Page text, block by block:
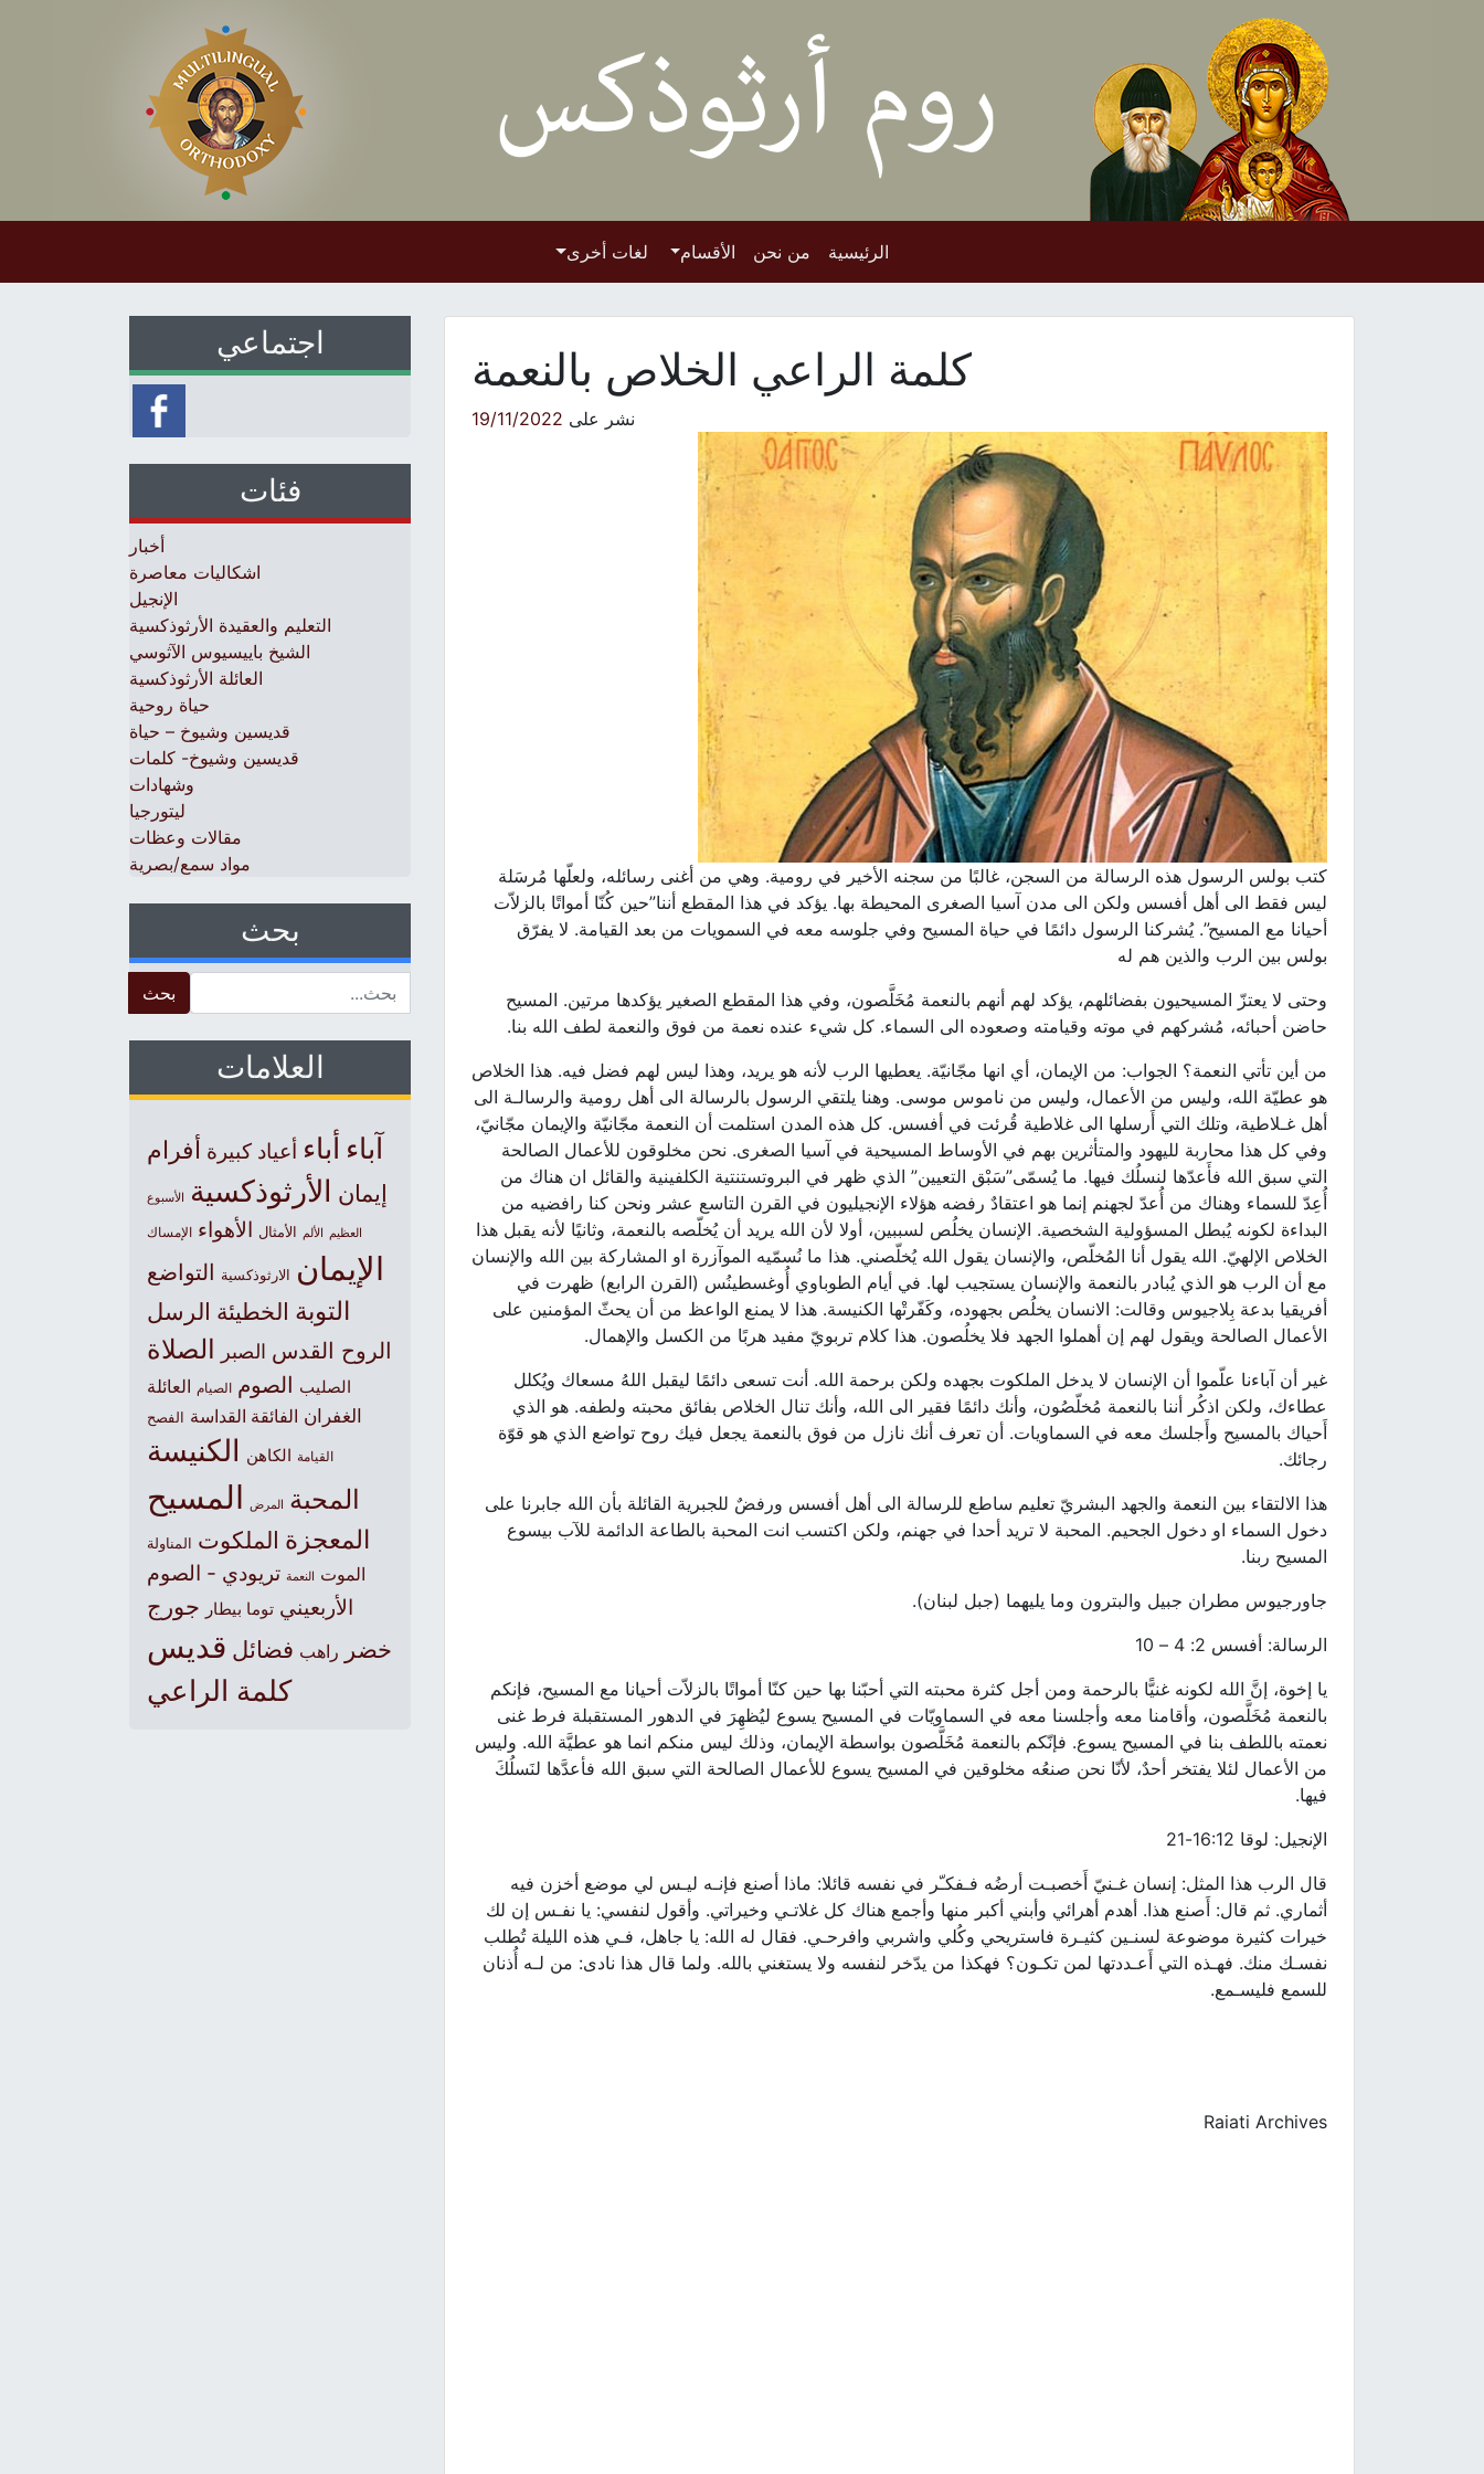
الرئيسية من نحن الأقسام لغات أخرى
كلمة الراعي الخلاص بالنعمة
نشر على 19/11/2022
كتب بولس الرسول هذه الرسالة من السجن، غالبًا من سجنه الأخير في رومية. وهي من أغنى رسائله، ولعلّها مُرسَلة
ليس فقط الى أهل أفسس ولكن الى مدن آسيا الصغرى المحيطة بها. يؤكد في هذا المقطع أننا”حين كُنّا أمواتًا بالزلاّت
أحيانا مع المسيح”. يُشركنا الرسول دائمًا في حياة المسيح وفي جلوسه معه في السمويات من بعد القيامة. لا يفرّق
بولس بين الرب والذين هم له
وحتى لا يعتزّ المسيحيون بفضائلهم، يؤكد لهم أنهم بالنعمة مُخَلَّصون، وفي هذا المقطع الصغير يؤكدها مرتين. المسيح
حاضن أحبائه، مُشركهم في موته وقيامته وصعوده الى السماء. كل شيء عنده نعمة من فوق والنعمة لطف الله بنا.
من أين تأتي النعمة؟ الجواب: من الإيمان، أي انها مجّانيّة. يعطيها الرب لأنه هو يريد، وهذا ليس لهم فضل فيه. هذا الخلاص
هو عطيّة الله، وليس من الأعمال، وليس من ناموس موسى. وهنا يلتقي الرسول بالرسالة الى أهل رومية والرسالـة الى
أهل غـلاطية، وتلك التي أَرسلها الى غلاطية قُرئت في أفسس. كل هذه المدن استلمت أن النعمة مجّانيّة والإيمان مجّانيّ،
وفي كل هذا محاربة لليهود والمتأثرين بهم في الأوساط المسيحية في آسيا الصغرى. نحن مخلوقون للأعمال الصالحة
التي سبق الله فأَعدّها لنسلُك فيها. ما يُسمّى”سَبْق التعيين” الذي ظهر في البروتستنتية الكلفينية والقائل ان هناك من
أُعِدّ للسماء وهناك من أُعدّ لجهنم إنما هو اعتقادٌ رفضه هؤلاء الإنجيليون في القرن التاسع عشر ونحن كنا رافضيه من
البداءة لكونه يُبطل المسؤولية الشخصية. الإنسان يخلُص لسببين، أولا لأن الله يريد أن يُخلّصه بالنعمة، وثانيًا لأنه يقبل هذا
الخلاص الإلهيّ. الله يقول أنا المُخلّص، والإنسان يقول الله يُخلّصني. هذا ما نُسمّيه الموآزرة او المشاركة بين الله والإنسان
مع أن الرب هو الذي يُبادر بالنعمة والإنسان يستجيب لها. في أيام الطوباوي أُوغسطينُس (القرن الرابع) ظهرت في
أفريقيا بدعة بِلاجيوس وقالت: الانسان يخلُص بجهوده، وكَفّرتْها الكنيسة. هذا لا يمنع الواعظ من أن يحثّ المؤمنين على
الأعمال الصالحة ويقول لهم إن أهملوا الجهد فلا يخلُصون. هذا كلام تربويّ مفيد هربًا من الكسل والإهمال.
غير أن آباءنا علّموا أن الإنسان لا يدخل الملكوت بجهده ولكن برحمة الله. أنت تسعى دائمًا ليقبل اللهُ مسعاك ويُكلل
عطاءك، ولكن اذكُر أننا بالنعمة مُخلّصُون، وأنك دائمًا فقير الى الله، وأنك تنال الخلاص بفائق محبته ولطفه. هو الذي
أَحياك بالمسيح وأَجلسك معه في السماويات. أن تعرف أنك نازل من فوق بالنعمة يجعل فيك روح تواضع الذي هو قوّة
رجائك.
هذا الالتقاء بين النعمة والجهد البشريّ تعليم ساطع للرسالة الى أهل أفسس ورفضٌ للجبرية القائلة بأن الله جابرنا على
دخول السماء او دخول الجحيم. المحبة لا تريد أحدا في جهنم، ولكن اكتسب انت المحبة بالطاعة الدائمة للآب بيسوع
المسيح ربنا.
جاورجيوس مطران جبيل والبترون وما يليهما (جبل لبنان).
الرسالة: أفسس 2: 4 – 10
يا إخوة، إنَّ الله لكونه غنيًّا بالرحمة ومن أجل كثرة محبته التي أحبّنا بها حين كنّا أمواتًا بالزلاّت أحيانا مع المسيح، فإنكم
بالنعمة مُخَلَّصون، وأقامنا معه وأجلسنا معه في السماويّات في المسيح يسوع ليُظهِرَ في الدهور المستقبلة فرط غنى
نعمته باللطف بنا في المسيح يسوع. فإنّكم بالنعمة مُخَلَّصون بواسطة الإيمان، وذلك ليس منكم انما هو عطيَّة الله. وليس
من الأعمال لئلا يفتخر أحدٌ، لأنّا نحن صنعُه مخلوقين في المسيح يسوع للأعمال الصالحة التي سبق الله فأعدَّها لنَسلُكَ
فيها.
الإنجيل: لوقا 16:12-21
قال الرب هذا المثل: إنسان غـنيّ أَخصبـت أرضُه فـفكـّر في نفسه قائلا: ماذا أصنع فإنـه ليـس لي موضع أخزن فيه
أثماري. ثم قال: أَصنع هذا. أهدم أهرائي وأبني أكبر منها وأجمع هناك كل غلاتـي وخيراتي. وأقول لنفسي: يا نفـس إن لك
خيرات كثيرة موضوعة لسنـين كثيـرة فاستريحي وكُلي واشربي وافرحـي. فقال له الله: يا جاهل، فـي هذه الليلة تُطلب
نفسـك منك. فهـذه التي أَعـددتها لمن تكـون؟ فهكذا من يدّخر لنفسه ولا يستغني بالله. ولما قال هذا نادى: من لـه أُذنان
للسمع فليسـمع.
Raiati Archives
اجتماعي
فئات
أخبار
اشكاليات معاصرة
الإنجيل
التعليم والعقيدة الأرثوذكسية
الشيخ باييسيوس الآثوسي
العائلة الأرثوذكسية
حياة روحية
قديسين وشيوخ – حياة
قديسين وشيوخ- كلمات
وشهادات
ليتورجيا
مقالات وعظات
مواد سمع/بصرية
بحث
العلامات
آباء أباء أعياد كبيرة أفرام
إيمان الأرثوذكسية الأسبوع
العظيم الألم الأمثال الأهواء الإمساك
الإيمان الارثوذكسية التواضع
التوبة الخطيئة الرسل
الروح القدس الصبر الصلاة
الصليب الصوم الصيام العائلة
الغفران الفائقة القداسة الفصح
القيامة الكاهن الكنيسة
المحبة المرض المسيح
المعجزة الملكوت المناولة
الموت النعمة تريودي - الصوم
الأربعيني توما بيطار جورج
خضر راهب فضائل قديس
كلمة الراعي